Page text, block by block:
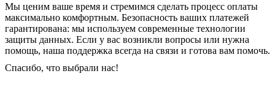
Мы ценим ваше время и стремимся сделать процесс оплаты
максимально комфортным. Безопасность ваших платежей
гарантирована: мы используем современные технологии
защиты данных. Если у вас возникли вопросы или нужна
помощь, наша поддержка всегда на связи и готова вам помочь.
Спасибо, что выбрали нас!